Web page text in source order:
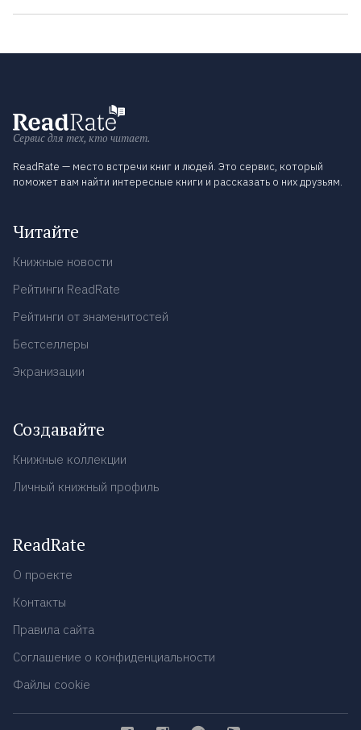
Сервис для тех, кто читает.
ReadRate — место встречи книг и людей. Это сервис, который
поможет вам найти интересные книги и рассказать о них друзьям.
Читайте
Книжные новости
Рейтинги ReadRate
Рейтинги от знаменитостей
Бестселлеры
Экранизации
Создавайте
Книжные коллекции
Личный книжный профиль
ReadRate
О проекте
Контакты
Правила сайта
Соглашение о конфиденциальности
Файлы cookie